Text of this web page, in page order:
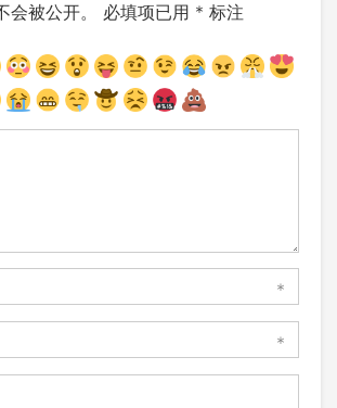
被公开。 必填项已用 * 标注
*
*